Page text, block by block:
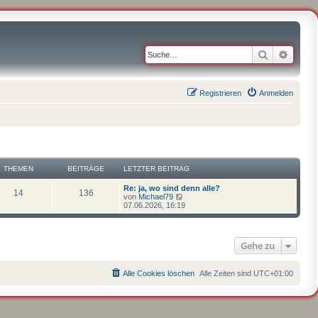
Suche
Anmelden
Registrieren
THEMEN BEITRÄGE LETZTER BEITRAG
14 136
Re: ja, wo sind denn alle?
von Michael79
e
u
e
r
07.06.2026, 16:19
Gehe zu
Alle Zeiten sind UTC+01:00
Alle Cookies löschen